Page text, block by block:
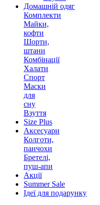
Домашній одяг
Комплекти
Майки,
кофти
Шорти,
штани
Комбінації
Халати
Спорт
Маски
для
сну
Взуття
Size Plus
Аксесуари
Колготи,
панчохи
Бретелі,
пуш-апи
Акції
Summer Sale
Ідеї для подарунку